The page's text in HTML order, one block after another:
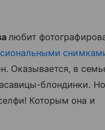
любит
Оказывается, в
блондинки. Но
Которым она и